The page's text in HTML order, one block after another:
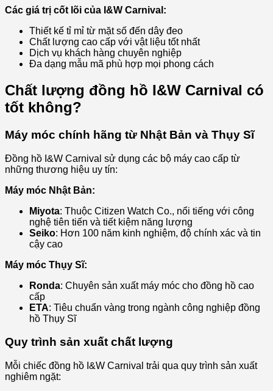
Các giá trị cốt lõi của I&W Carnival:
Thiết kế tỉ mỉ từ mặt số đến dây đeo
Chất lượng cao cấp với vật liệu tốt nhất
Dịch vụ khách hàng chuyên nghiệp
Đa dạng mẫu mã phù hợp mọi phong cách
Chất lượng đồng hồ I&W Carnival có
tốt không?
Máy móc chính hãng từ Nhật Bản và Thụy Sĩ
Đồng hồ I&W Carnival sử dụng các bộ máy cao cấp từ
những thương hiệu uy tín:
Máy móc Nhật Bản:
Miyota: Thuộc Citizen Watch Co., nổi tiếng với công
nghệ tiên tiến và tiết kiệm năng lượng
Seiko: Hơn 100 năm kinh nghiệm, độ chính xác và tin
cậy cao
Máy móc Thụy Sĩ:
Ronda: Chuyên sản xuất máy móc cho đồng hồ cao
cấp
ETA: Tiêu chuẩn vàng trong ngành công nghiệp đồng
hồ Thụy Sĩ
Quy trình sản xuất chất lượng
Mỗi chiếc đồng hồ I&W Carnival trải qua quy trình sản xuất
nghiêm ngặt: